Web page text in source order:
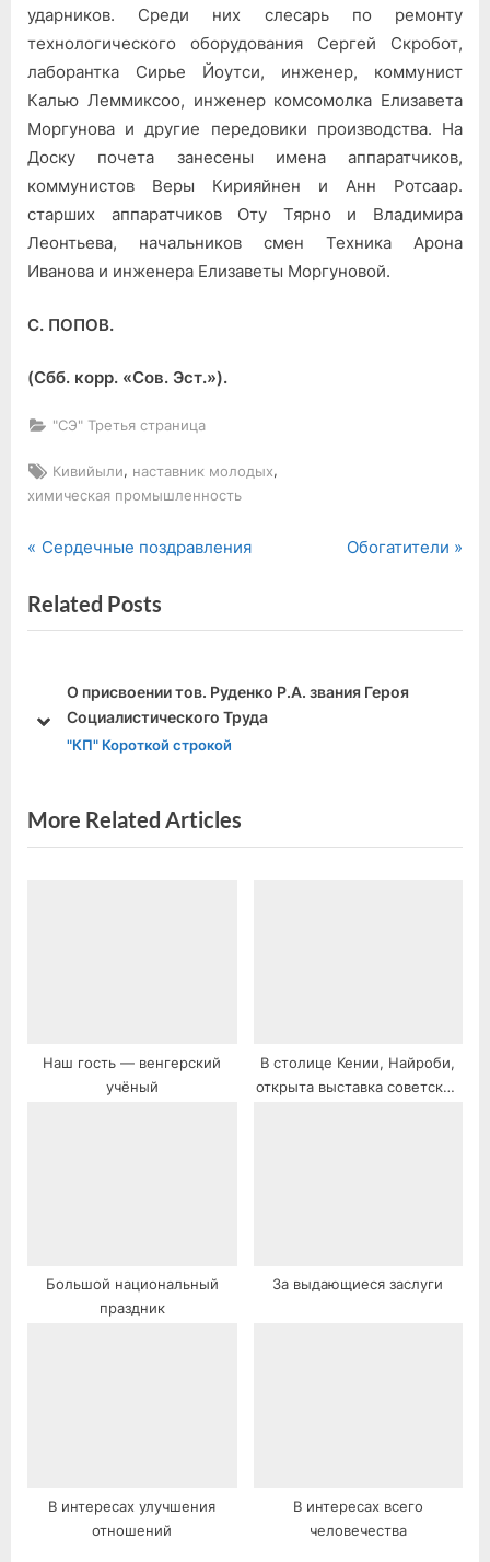
ударников. Среди них слесарь по ремонту
технологического оборудования Сергей Скробот,
лаборантка Сирье Йоутси, инженер, коммунист
Калью Леммиксоо, инженер комсомолка Елизавета
Моргунова и другие передовики производства. На
Доску почета занесены имена аппаратчиков,
коммунистов Веры Кирияйнен и Анн Ротсаар.
старших аппаратчиков Оту Тярно и Владимира
Леонтьева, начальников смен Техника Арона
Иванова и инженера Елизаветы Моргуновой.
С. ПОПОВ.
(Сбб. корр. «Сов. Эст.»).
"СЭ" Третья страница
Tags:
Кивийыли, наставник молодых,
химическая промышленность
Навигация
по
записям
P
e
v
u
s
Сердечные поздравления
N
t
o
Обогатители
Related Posts
О присвоении тов. Руденко Р.А. звания Героя
Социалистического Труда
"КП" Короткой строкой
prev
next
More Related Articles
Наш гость — венгерский
учёный
В столице Кении, Найроби,
открыта выставка советских
Большой национальный
праздник
За выдающиеся заслуги
В интересах улучшения
отношений
В интересах всего
человечества